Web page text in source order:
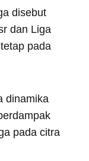
disebut
dan Liga
pada
dinamika
pada citra